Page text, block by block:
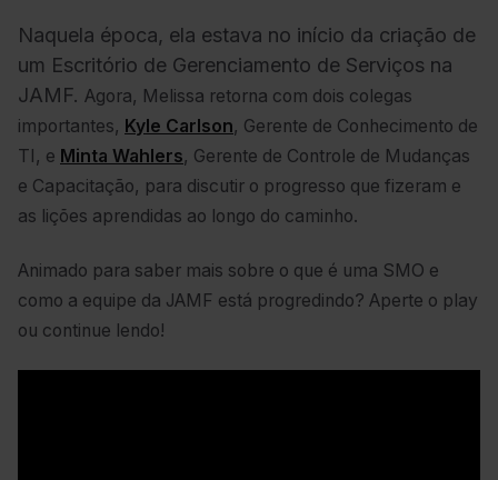
Naquela época, ela estava no início da criação de
um Escritório de Gerenciamento de Serviços na
JAMF. Agora, Melissa retorna com dois colegas
importantes, Kyle Carlson, Gerente de Conhecimento de
TI, e Minta Wahlers, Gerente de Controle de Mudanças
e Capacitação, para discutir o progresso que fizeram e
as lições aprendidas ao longo do caminho.
Animado para saber mais sobre o que é uma SMO e
como a equipe da JAMF está progredindo? Aperte o play
ou continue lendo!